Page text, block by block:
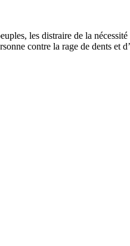
les distraire de la
contre la rage de dents et